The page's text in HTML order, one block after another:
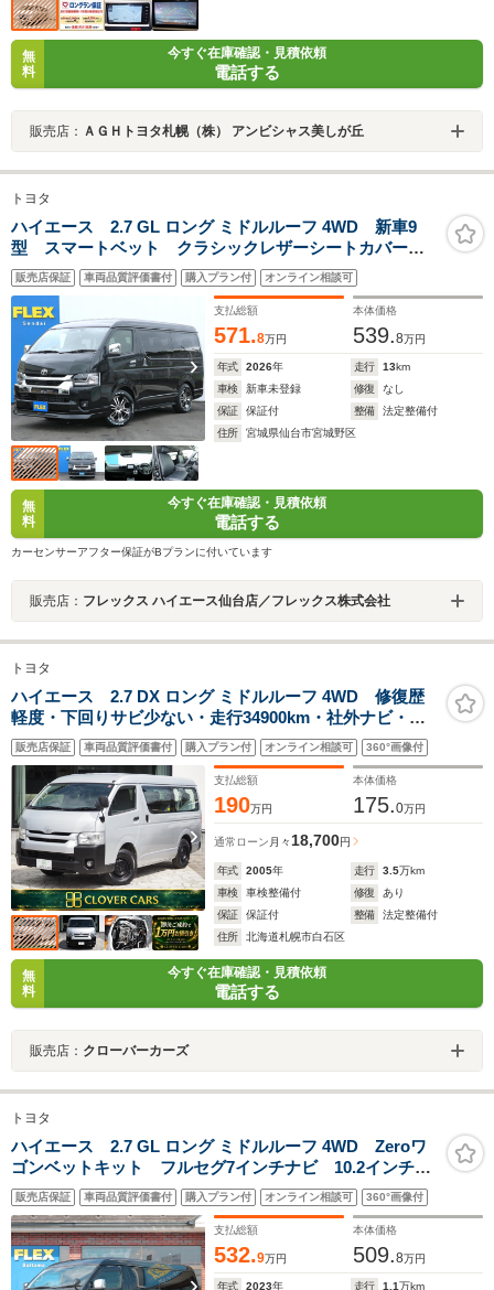
無
料
今すぐ在庫確認・見積依頼
電話する
販売店： ＡＧＨトヨタ札幌（株） アンビシャス美しが丘
トヨタ
ハイエース 2.7 GL ロング ミドルルーフ 4WD 新車9
型 スマートベット クラシックレザーシートカバー
デルフ02アルミ ナスカー17インチタイヤ オメガLED
テール ディスプレイオーディオプラス フリップダウ
ンモニター パワースライドドア寒冷地仕様
販売店保証 車両品質評価書付 購入プラン付 オンライン相談可
支払総額
571.8万円
本体価格
539.8万円
年式 2026年 走行 13km
車検
新車未登録 修復
なし
保証
保証付 整備
法定整備付
住所
宮城県仙台市宮城野区
無
料
今すぐ在庫確認・見積依頼
電話する
カーセンサーアフター保証がBプランに付いています
販売店： フレックス ハイエース仙台店／フレックス株式会社
トヨタ
ハイエース 2.7 DX ロング ミドルルーフ 4WD 修復歴
軽度・下回りサビ少ない・走行34900km・社外ナビ・
Bluetooth・フルセグ・Bカメラ・DVD・Rヒータークー
ラー・キーレス・電動スライドドア
販売店保証 車両品質評価書付 購入プラン付 オンライン相談可 360°画像付
支払総額
190万円
本体価格
175.0万円
通常ローン 月々 18,700円
年式 2005年 走行 3.5万km
車検
車検整備付 修復
あり
保証
保証付 整備
法定整備付
住所
北海道札幌市白石区
無
料
今すぐ在庫確認・見積依頼
電話する
販売店： クローバーカーズ
トヨタ
ハイエース 2.7 GL ロング ミドルルーフ 4WD Zeroワ
ゴンベットキット フルセグ7インチナビ 10.2インチ後
席モニター ビルトインETC 全席新品シートカバー
トヨタセーフティセンス デジタルインナーミラー
PVM 片側パワースライドドア
販売店保証 車両品質評価書付 購入プラン付 オンライン相談可 360°画像付
支払総額
532.9万円
本体価格
509.8万円
年式 2023年 走行 1.1万km